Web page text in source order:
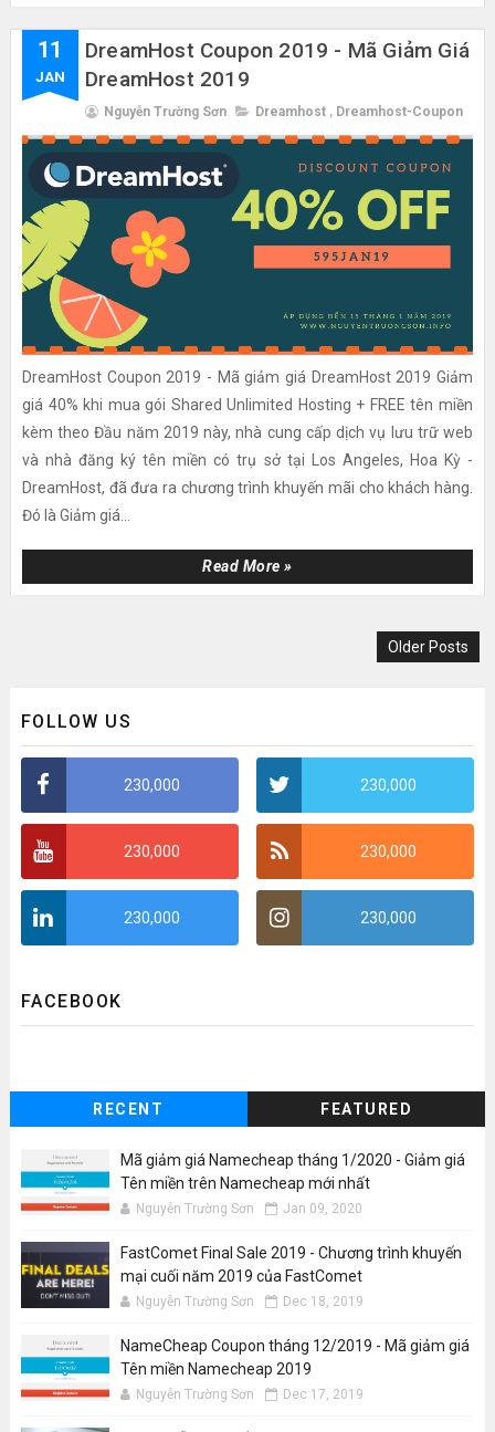
11
JAN
DreamHost Coupon 2019 - Mã Giảm Giá
DreamHost 2019
Nguyễn Trường Sơn Dreamhost , Dreamhost-Coupon
DreamHost Coupon 2019 - Mã giảm giá DreamHost 2019 Giảm
giá 40% khi mua gói Shared Unlimited Hosting + FREE tên miền
kèm theo Đầu năm 2019 này, nhà cung cấp dịch vụ lưu trữ web
và nhà đăng ký tên miền có trụ sở tại Los Angeles, Hoa Kỳ -
DreamHost, đã đưa ra chương trình khuyến mãi cho khách hàng.
Đó là Giảm giá...
Read More »
Older Posts
FOLLOW US
230,000 230,000
230,000 230,000
230,000 230,000
FACEBOOK
RECENT FEATURED
Mã giảm giá Namecheap tháng 1/2020 - Giảm giá
Tên miền trên Namecheap mới nhất
Nguyễn Trường Sơn Jan 09, 2020
FastComet Final Sale 2019 - Chương trình khuyến
mại cuối năm 2019 của FastComet
Nguyễn Trường Sơn Dec 18, 2019
NameCheap Coupon tháng 12/2019 - Mã giảm giá
Tên miền Namecheap 2019
Nguyễn Trường Sơn Dec 17, 2019